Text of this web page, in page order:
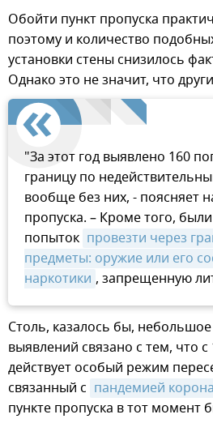
Обойти пункт пропуска
поэтому и количество
установки стены снизилось
Однако это не значит, что
"За этот год выявлено 160
границу по
вообще без них, - поясняет
пропуска. – Кроме того,
попыток провезти через
предметы: оружие или его
наркотики , запрещенную
Столь, казалось бы,
выявлений связано с тем, что
действует особый режим
связанный с пандемией
пункте пропуска в тот момент